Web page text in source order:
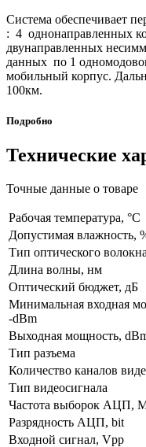
Система обеспечивает
: 4 однонаправленных
двунаправленных
данных по 1
мобильный корпус.
100км.
Подробно
Технические
Точные данные о товаре
Рабочая температура, °C
Допустимая влажность,
Тип оптического волокна
Длина волны, нм
Оптический бюджет, дБ
Минимальная входная
-dBm
Выходная мощность,
Тип разъема
Количество каналов
Тип видеосигнала
Частота выборок АЦП,
Разрядность АЦП, bit
Входной сигнал, Vpp